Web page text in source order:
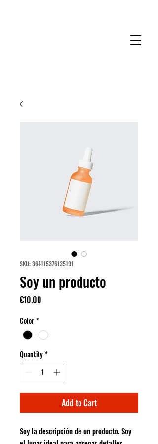
SKU: 364115376135191
Soy un producto
€10.00
Color*
Quantity*
Add to Cart
Soy la descripción de un producto. Soy